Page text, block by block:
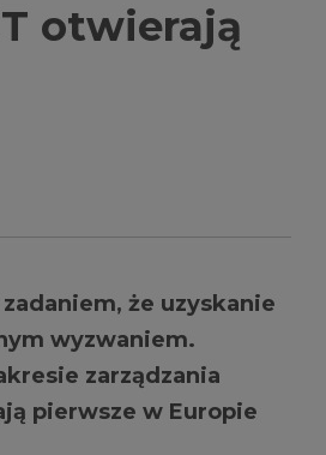
otwierają
że uzyskanie
wyzwaniem.
zarządzania
pierwsze w Europie